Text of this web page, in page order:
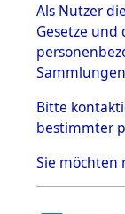
Effekten
1.2.9.1
dem
e
1.2.9.2
dem
Als Nutzer
Gesetze
Bitte
bestimmter
Sie möchten